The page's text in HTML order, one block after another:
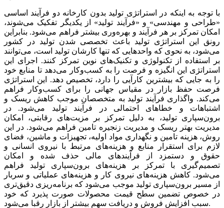
با توجه‌‌‌ به‌‌‌ اینکه‌‌‌ در استراتژی تولید بدون کارخانه‌‌‌ دو فرآیند اساسی‌‌‌
«طراحی‌‌‌ و مهندسی‌‌‌» و «فرآیند تولید» از یکدیگر تفکیک‌‌‌ می‌‌‌شوند،
امکان تمرکز بر هر فرآیند و بهره‌وری بیشتر فراهم‌‌‌ می‌شود. بنابراین
رونق‌‌‌ این‌‌‌ استراتژی تولید باعث‌‌‌ تخصصی‌‌‌ شدن تولید در کشور
می‌شود، به‌‌‌ نحوی که‌‌‌ واحدهایی‌‌‌ که‌‌‌ تنها کارشان تولید است‌‌‌، می‌‌‌توانند
بر استفاده از تکنولوژی و تکنیک‌‌‌های نوین‌‌‌ تمرکز کنند. اجرای این‌‌‌
استراتژی این‌‌‌ انگیزه و فرصت‌‌‌ را به‌‌‌ کسب‌وکار می‌دهد تا منابع‌‌‌ خود
را به‌‌‌ جایی‌‌‌ که‌‌‌ بیشترین‌‌‌ کارآیی‌‌‌ را دارد، تخصیص‌‌‌ دهد. این‌‌‌ استراتژی
فرصت‌‌‌ حفظ‌‌‌ بازار در مقیاس جهانی‌‌‌ را برای کسب‌وکار فراهم‌‌‌
می‌کند. واگذاری فرآیند تولید به‌‌‌ متخصصان موجب‌‌‌ کاهش‌‌‌ ریسک‌‌‌ و
اشتباهات و خطاهای احتمالی‌‌‌ در فرآیند تولید می‌شود. در
برون‌سپاری تولید، به‌‌‌ دلیل‌‌‌ تمرکز بر مزیت‌‌‌های رقابتی‌‌‌، امکان
مدیریت‌‌‌ بهتر ریسک‌‌‌ و مدیریت‌‌‌ زنجیره تامین‌‌‌ فراهم‌‌‌ می‌شود. در این‌‌‌
روش، هزینه‌‌‌ تامین‌‌‌ و نگهداری مواد اولیه‌‌‌، تجهیزات و ماشین‌‌‌، فضای
لازم برای استقرار منابع‌‌‌ و هزینه‌‌‌های مرتبط‌‌‌ با نیروی انسانی‌‌‌ و
حقوق و دستمزد از فرآیندهای مالی‌‌‌ حذف شده و امکان
تصمیم‌گیری با تمرکز بر هزینه‌‌‌های برون‌سپاری تولید فراهم‌‌‌
می‌شود. کاهش‌‌‌ هزینه‌‌‌های نیروی کار و هزینه‌‌‌های عملیاتی‌‌‌ و سربار
از مسیر برون‌سپاری تولید موجب‌‌‌ می‌شود که برنامه‌‌‌ریزی دقیق‌‌‌تری
در خصوص تضمین‌‌‌ سطح‌‌‌ قیمت‌‌‌ محصولات صورت پذیرد که‌‌‌ خود
سبب‌‌‌ افزایش‌‌‌ فروش و دریافت‌‌‌ سهم‌‌‌ بیشتر از بازار رقبا می‌شود.